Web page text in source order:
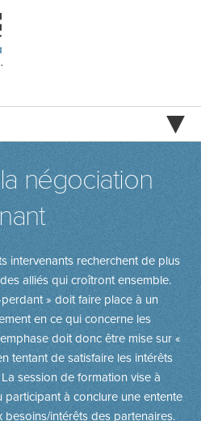
négociation
intervenants recherchent de plus
alliés qui croîtront ensemble.
» doit faire place à un
en ce qui concerne les
doit donc être mise sur «
tentant de satisfaire les intérêts
session de formation vise à
à conclure une entente
besoins/intérêts des partenaires.